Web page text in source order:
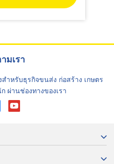
มเรา
ำหรับธุรกิจขนส่ง ก่อสร้าง เกษตร
ผ่านช่องทางของเรา